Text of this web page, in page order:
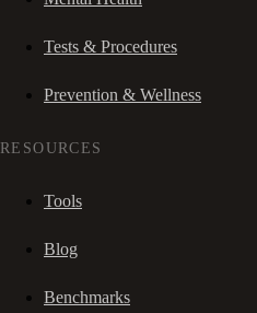
Tests & Procedures
Prevention & Wellness
RESOURCES
Tools
Blog
Benchmarks